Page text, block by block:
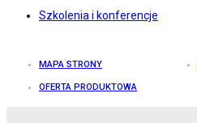
Szkolenia i konferencje
MAPA STRONY
OFERTA PRODUKTOWA